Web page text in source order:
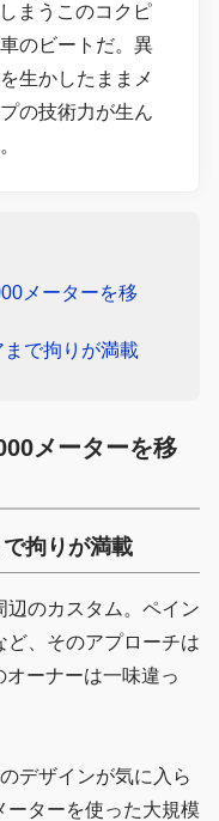
まうこのコクピ
のビートだ。異
生かしたままメ
の技術力が生ん
メーターを移
で拘りが満載
メーターを移
拘りが満載
辺のカスタム。ペイン
ど、そのアプローチは
ーナーは一味違っ
デザインが気に入ら
ーターを使った大規模